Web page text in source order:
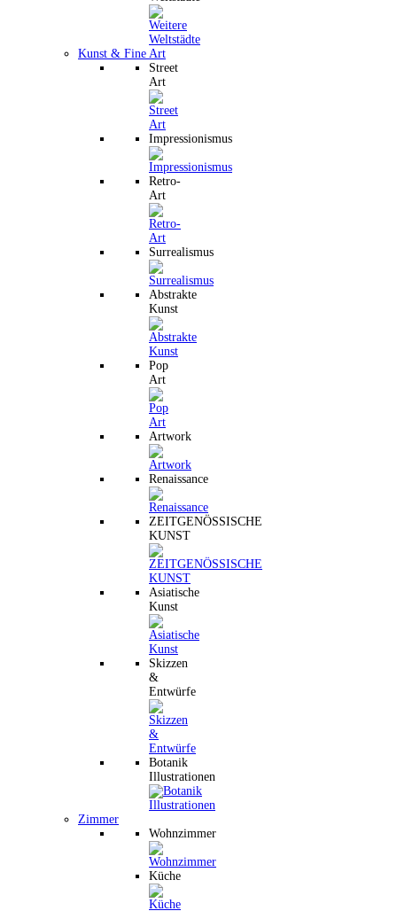
Kunst & Fine Art
Street
Art
Impressionismus
Retro-
Art
Surrealismus
Abstrakte
Kunst
Pop
Art
Artwork
Renaissance
ZEITGENÖSSISCHE
KUNST
Asiatische
Kunst
Skizzen
&
Entwürfe
Botanik
Illustrationen
Zimmer
Wohnzimmer
Küche